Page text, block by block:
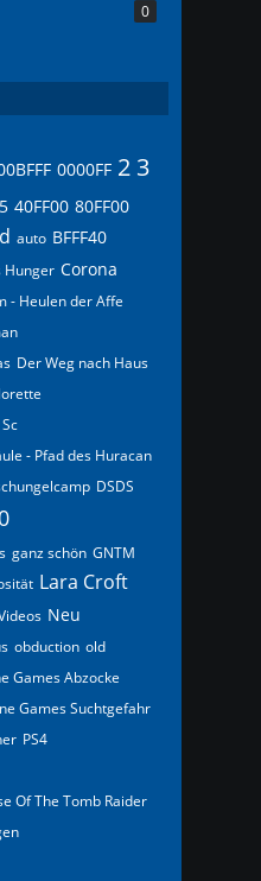
0
0000FF 2 3
5 40FF00 80FF00
auto BFFF40
Hunger Corona
- Heulen der Affe
Der Weg nach Haus
- Pfad des Huracan
DSDS
ganz schön GNTM
Lara Croft
Neu
obduction old
Games Abzocke
Games Suchtgefahr
PS4
Of The Tomb Raider